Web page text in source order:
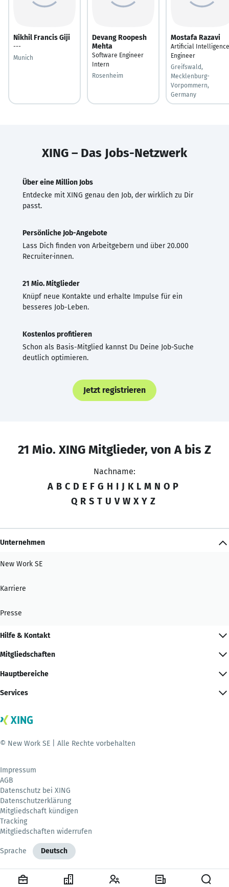
Nikhil Francis Giji
---
Munich
Devang Roopesh
Mehta
Software Engineer
Intern
Rosenheim
Mostafa Razavi
Artificial Intelligence
Engineer
Greifswald,
Mecklenburg-
Vorpommern,
Germany
XING – Das Jobs-Netzwerk
Über eine Million Jobs
Entdecke mit XING genau den Job, der wirklich zu Dir
passt.
Persönliche Job-Angebote
Lass Dich finden von Arbeitgebern und über 20.000
Recruiter·innen.
21 Mio. Mitglieder
Knüpf neue Kontakte und erhalte Impulse für ein
besseres Job-Leben.
Kostenlos profitieren
Schon als Basis-Mitglied kannst Du Deine Job-Suche
deutlich optimieren.
Jetzt registrieren
21 Mio. XING Mitglieder, von A bis Z
Nachname:
A B C D E F G H I J K L M N O P
Q R S T U V W X Y Z
Unternehmen
New Work SE
Karriere
Presse
Hilfe & Kontakt
Mitgliedschaften
Hauptbereiche
Services
© New Work SE | Alle Rechte vorbehalten
Impressum
AGB
Datenschutz bei XING
Datenschutzerklärung
Mitgliedschaft kündigen
Tracking
Mitgliedschaften widerrufen
Sprache Deutsch